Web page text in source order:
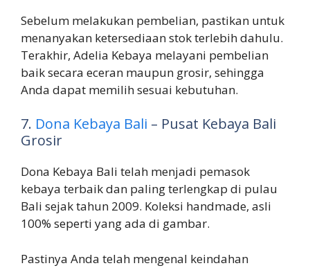
Sebelum melakukan pembelian, pastikan untuk
menanyakan ketersediaan stok terlebih dahulu.
Terakhir, Adelia Kebaya melayani pembelian
baik secara eceran maupun grosir, sehingga
Anda dapat memilih sesuai kebutuhan.
7. Dona Kebaya Bali – Pusat Kebaya Bali
Grosir
Dona Kebaya Bali telah menjadi pemasok
kebaya terbaik dan paling terlengkap di pulau
Bali sejak tahun 2009. Koleksi handmade, asli
100% seperti yang ada di gambar.
Pastinya Anda telah mengenal keindahan